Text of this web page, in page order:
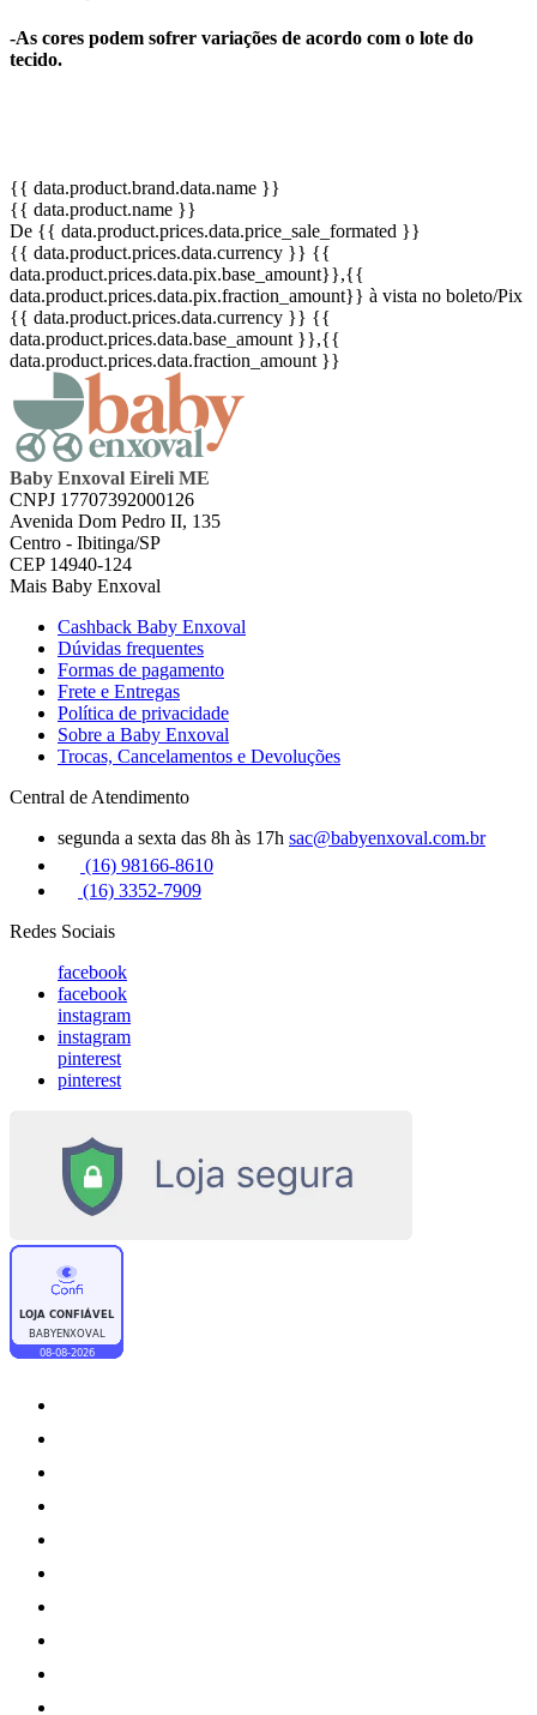
-As cores podem sofrer variações de acordo com o lote do
tecido.
{{ data.product.brand.data.name }}
{{ data.product.name }}
De {{ data.product.prices.data.price_sale_formated }}
{{ data.product.prices.data.currency }} {{
data.product.prices.data.pix.base_amount}},{{
data.product.prices.data.pix.fraction_amount}} à vista no boleto/Pix
{{ data.product.prices.data.currency }} {{
data.product.prices.data.base_amount }},{{
data.product.prices.data.fraction_amount }}
Baby Enxoval Eireli ME
CNPJ 17707392000126
Avenida Dom Pedro II, 135
Centro - Ibitinga/SP
CEP 14940-124
Mais Baby Enxoval
Cashback Baby Enxoval
Dúvidas frequentes
Formas de pagamento
Frete e Entregas
Política de privacidade
Sobre a Baby Enxoval
Trocas, Cancelamentos e Devoluções
Central de Atendimento
segunda a sexta das 8h às 17h sac@babyenxoval.com.br
(16) 98166-8610
(16) 3352-7909
Redes Sociais
facebook
facebook
instagram
instagram
pinterest
pinterest